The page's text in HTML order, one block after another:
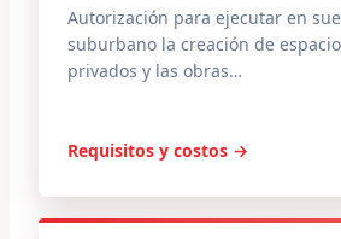
Autorización para ejecutar en
suburbano la creación de
privados y las obras…
Requisitos y costos →